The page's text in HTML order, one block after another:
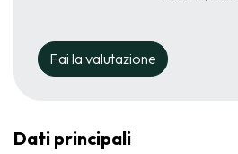
Fai la valutazione
Dati principali